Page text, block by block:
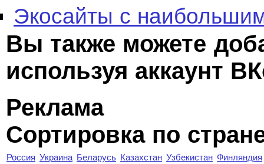
Экосайты с
Вы также можете
используя аккаунт
Реклама
Сортировка по
Россия Украина Беларусь Казахстан Узбекистан Финляндия